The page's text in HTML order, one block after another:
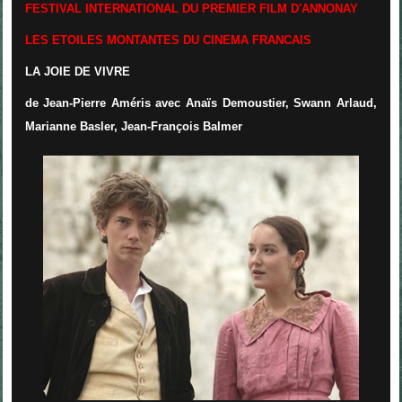
FESTIVAL INTERNATIONAL DU PREMIER FILM D'ANNONAY
LES ETOILES MONTANTES DU CINEMA FRANCAIS
LA JOIE DE VIVRE
de Jean-Pierre Améris avec Anaïs Demoustier, Swann Arlaud,
Marianne Basler, Jean-François Balmer